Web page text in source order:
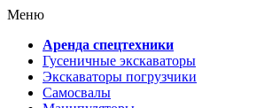
Меню
Аренда спецтехники
Гусеничные экскаваторы
Экскаваторы погрузчики
Самосвалы